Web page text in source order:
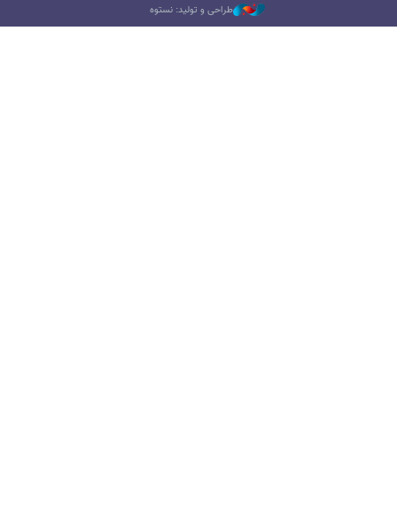
طراحی و تولید: نستوه